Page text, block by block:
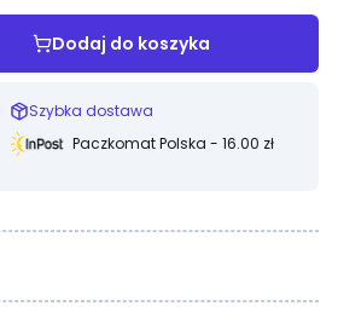
Dodaj do koszyka
Szybka dostawa
Paczkomat Polska - 16.00 zł